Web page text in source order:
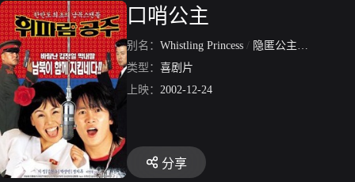
口哨公主
别名： Whistling Princess / 隐匿公主之红色猎人
类型： 喜剧片
上映： 2002-12-24
分享